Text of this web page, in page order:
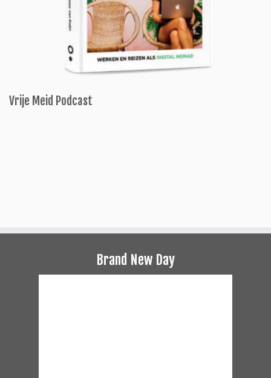
Vrije Meid Podcast
Brand New Day